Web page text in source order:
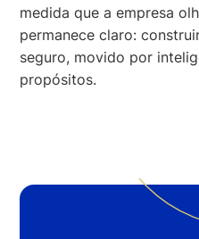
medida que a empresa
permanece claro:
seguro, movido por
propósitos.